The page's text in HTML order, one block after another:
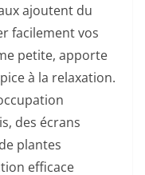
ajoutent du
facilement vos
petite, apporte
à la relaxation.
des écrans
plantes
efficace